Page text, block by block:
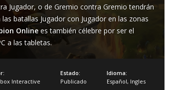
Jugador, o de Gremio contra Gremio tendrán
batallas Jugador con Jugador en las zonas
Online es también célebre por ser el
a las tabletas.
Interactive
Estado:
Publicado
Idioma:
Español, Ingles